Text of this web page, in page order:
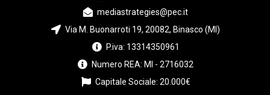
mediastrategies@pec.it
Via M. Buonarroti 19, 20082, Binasco (MI)
P.iva: 13314350961
Numero REA: MI - 2716032
Capitale Sociale: 20.000€